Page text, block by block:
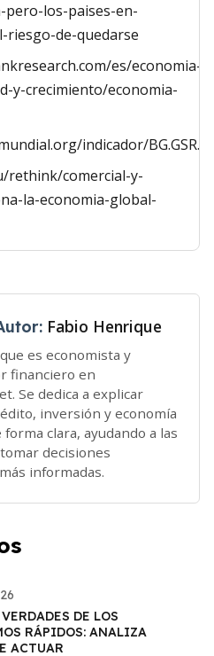
pero-los-paises-en-
de-quedarse
es/economia-
y-crecimiento/economia-
indicador/
rethink/comercial-y-
la-economia-global-
Fabio Henrique
es economista y
financiero en
Se dedica a explicar
inversión y economía
clara, ayudando a las
decisiones
informadas.
DE LOS
RÁPIDOS: ANALIZA
ACTUAR